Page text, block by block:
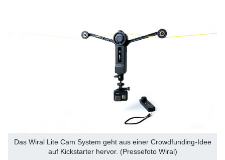
Das Wiral Lite Cam System geht aus einer Crowdfunding-Idee
auf Kickstarter hervor. (Pressefoto Wiral)